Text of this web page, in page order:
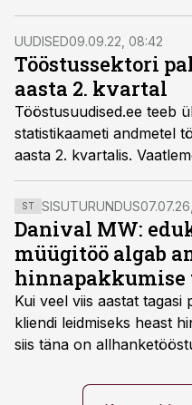
ametirühma palkasid.
UUDISED09.09.22, 08:42
Tööstussektori
aasta 2. kvartal
Tööstusuudised.ee teeb
statistikaameti andmetel
aasta 2. kvartalis.
ametirühma palkasid.
ST SISUTURUNDUS
Danival MW:
müügitöö algab
hinnapakkumise
Kui veel viis aastat tagasi
kliendi leidmiseks heast
siis täna on
kasvanud, kliendid